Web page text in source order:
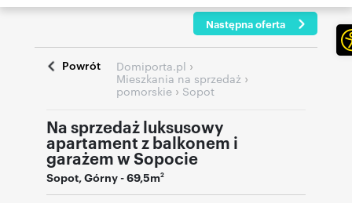
Następna oferta
Powrót Domiporta.pl ›
Mieszkania na sprzedaż ›
pomorskie › Sopot
Na sprzedaż luksusowy
apartament z balkonem i
garażem w Sopocie
Sopot,Górny- 69,5m2